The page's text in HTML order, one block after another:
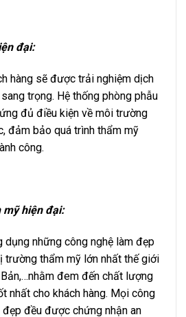
đại:
hàng sẽ được trải nghiệm dịch
trọng. Hệ thống phòng phẫu
đủ điều kiện về môi trường
đảm bảo quá trình thẩm mỹ
công.
mỹ hiện đại:
dụng những công nghệ làm đẹp
trường thẩm mỹ lớn nhất thế giới
đem đến chất lượng
nhất cho khách hàng. Mọi công
đều được chứng nhận an